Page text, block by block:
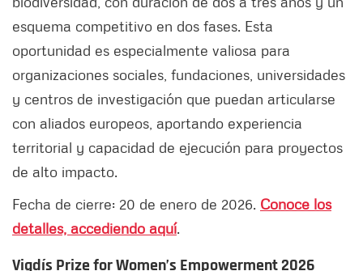
esquema competitivo en dos fases. Esta
oportunidad es especialmente valiosa para
organizaciones sociales, fundaciones, universidades
y centros de investigación que puedan articularse
con aliados europeos, aportando experiencia
territorial y capacidad de ejecución para proyectos
de alto impacto.
Fecha de cierre: 20 de enero de 2026. Conoce los
detalles, accediendo aquí.
Vigdís Prize for Women’s Empowerment 2026